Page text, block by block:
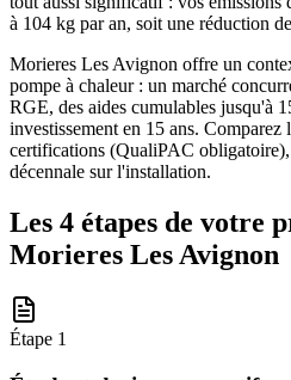
à 104 kg par an, soit une réduction
Morieres Les Avignon offre un
pompe à chaleur : un marché
RGE, des aides cumulables jusqu'à
investissement en 15 ans. Comparez
certifications (QualiPAC
décennale sur l'installation.
Les 4 étapes de votre
Morieres Les Avignon
Étape 1